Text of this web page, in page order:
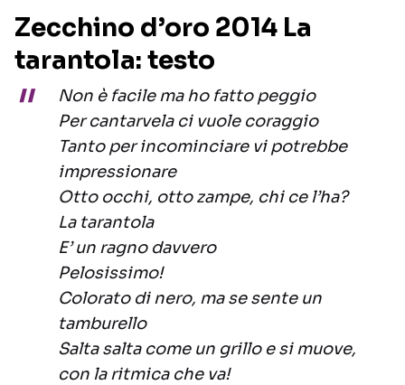
Zecchino d’oro 2014 La
tarantola: testo
Non è facile ma ho fatto peggio
Per cantarvela ci vuole coraggio
Tanto per incominciare vi potrebbe
impressionare
Otto occhi, otto zampe, chi ce l’ha?
La tarantola
E’ un ragno davvero
Pelosissimo!
Colorato di nero, ma se sente un
tamburello
Salta salta come un grillo e si muove,
con la ritmica che va!